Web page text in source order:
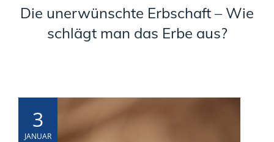
Die unerwünschte Erbschaft – Wie
schlägt man das Erbe aus?
3
JANUAR